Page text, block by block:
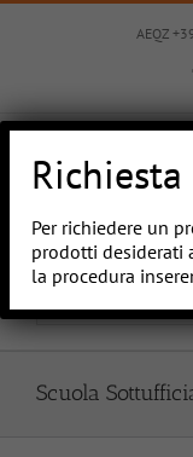
Salta
AEQZ
Vai a...
Scuola
Per richiedere un
prodotti desiderati
la procedura